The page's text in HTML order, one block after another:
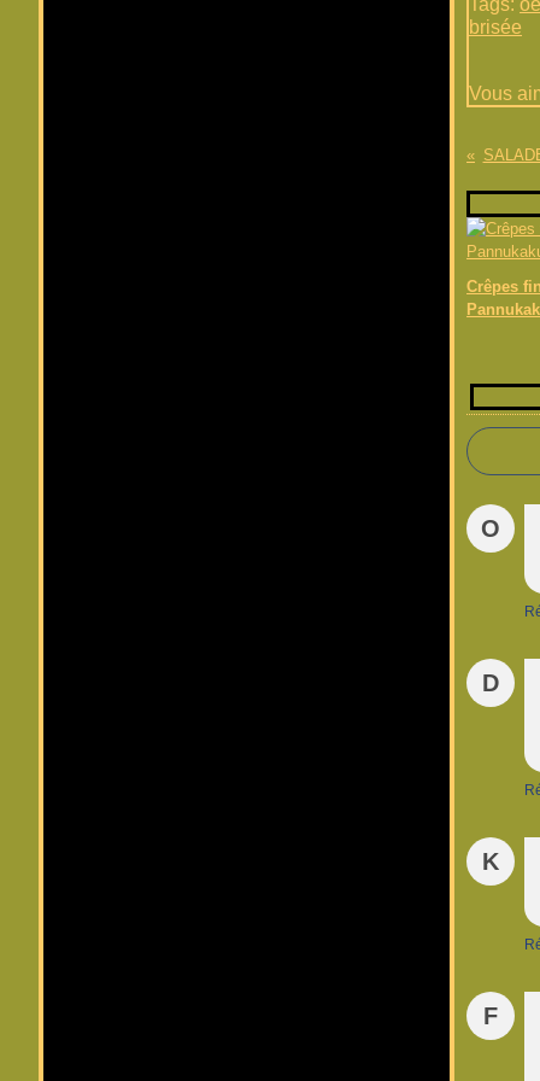
Tags:
brisée
Vous
Crêpes
O
D
K
F